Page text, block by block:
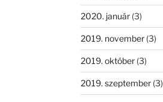
2020. január(3)
2019. november(3)
2019. október(3)
2019. szeptember(3)